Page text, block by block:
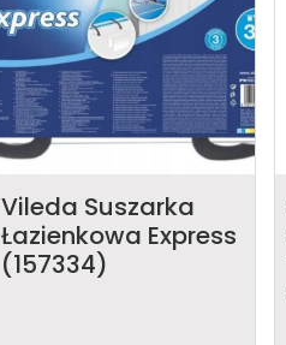
Vileda Suszarka
Łazienkowa Express
(157334)